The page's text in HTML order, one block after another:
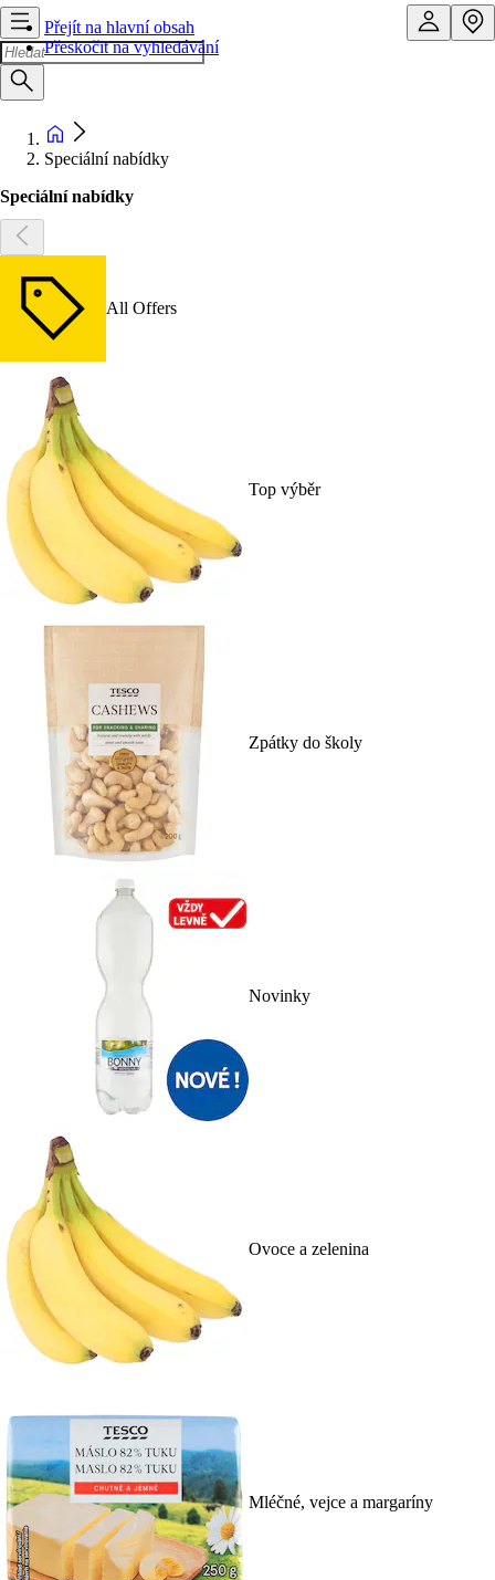
Přejít na hlavní obsah
Přeskočit na vyhledávání
Speciální nabídky
Speciální nabídky
All Offers
Top výběr
Zpátky do školy
Novinky
Ovoce a zelenina
Mléčné, vejce a margaríny